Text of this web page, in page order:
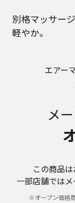
別格マッサー
軽やか。
エアー
メ
この商品
一部店舗ではメ
※オープン価格